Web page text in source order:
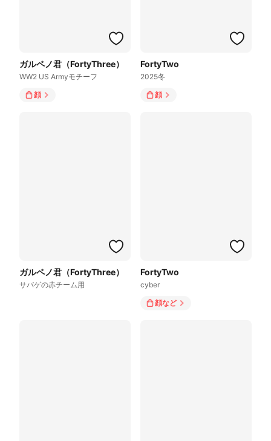
ガルペノ君（FortyThree）
WW2 US Armyモチーフ
顔
FortyTwo
2025冬
顔
ガルペノ君（FortyThree）
サバゲの赤チーム用
FortyTwo
cyber
顔など